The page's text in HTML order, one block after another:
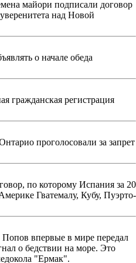
майори подписали договор
над Новой
о начале обеда
гражданская регистрация
проголосовали за запрет
по которому Испания за 20
Гватемалу, Кубу, Пуэрто-
впервые в мире передал
о бедствии на море. Это
"Ермак".